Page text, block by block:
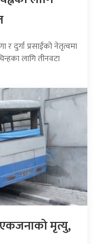
दुर्गा प्रसाईंको नेतृत्वमा
लागि तीनवटा
एकजनाको मृत्यु,